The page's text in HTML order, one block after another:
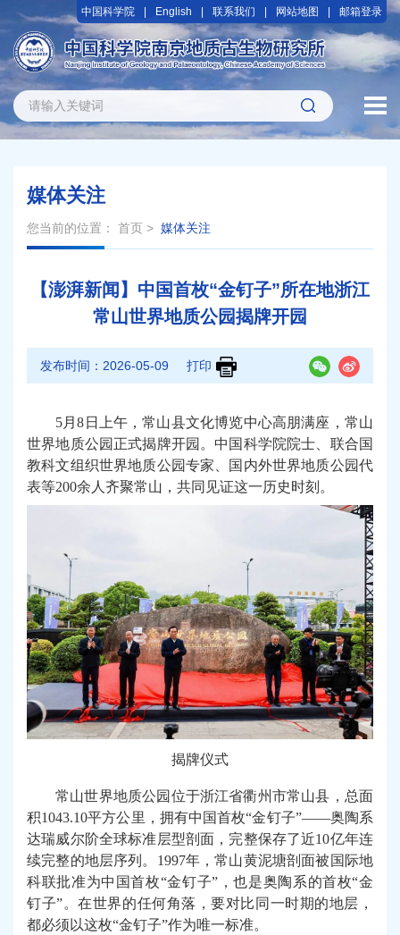
中国科学院 English 联系我们 网站地图 邮箱登录
媒体关注
您当前的位置： 首页 > 媒体关注
【澎湃新闻】中国首枚“金钉子”所在地浙江
常山世界地质公园揭牌开园
发布时间： 2026-05-09 打印
5月8日上午，常山县文化博览中心高朋满座，常山
世界地质公园正式揭牌开园。中国科学院院士、联合国
教科文组织世界地质公园专家、国内外世界地质公园代
表等200余人齐聚常山，共同见证这一历史时刻。
揭牌仪式
常山世界地质公园位于浙江省衢州市常山县，总面
积1043.10平方公里，拥有中国首枚“金钉子”——奥陶系
达瑞威尔阶全球标准层型剖面，完整保存了近10亿年连
续完整的地层序列。1997年，常山黄泥塘剖面被国际地
科联批准为中国首枚“金钉子”，也是奥陶系的首枚“金
钉子”。在世界的任何角落，要对比同一时期的地层，
都必须以这枚“金钉子”作为唯一标准。